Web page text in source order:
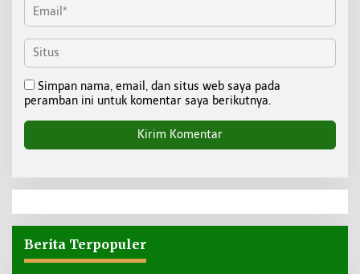
Simpan nama, email, dan situs web saya pada
peramban ini untuk komentar saya berikutnya.
Berita Terpopuler